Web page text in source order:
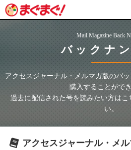
Mail Magazine Back
バックナ
アクセスジャーナル・メルマガ版のバ
購入することができ
過去に配信された号を読みたい方は
い。
アクセスジャーナル・メ